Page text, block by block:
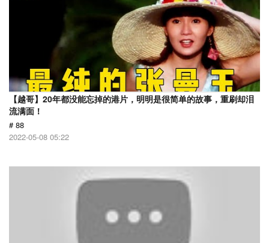
【越哥】20年都没能忘掉的港片，明明是很简单的故事，重刷却泪
流满面！
# 88
2022-05-08 05:22